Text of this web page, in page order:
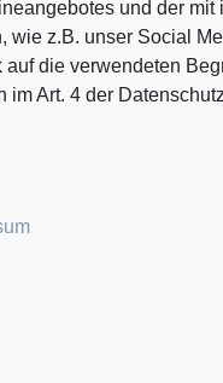
und der
z.B. unser Social
die verwendeten
Art. 4 der